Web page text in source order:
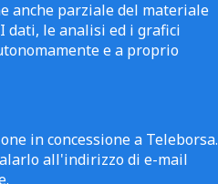
anche parziale del materiale
dati, le analisi ed i grafici
e a proprio
in concessione a Teleborsa.
all'indirizzo di e-mail